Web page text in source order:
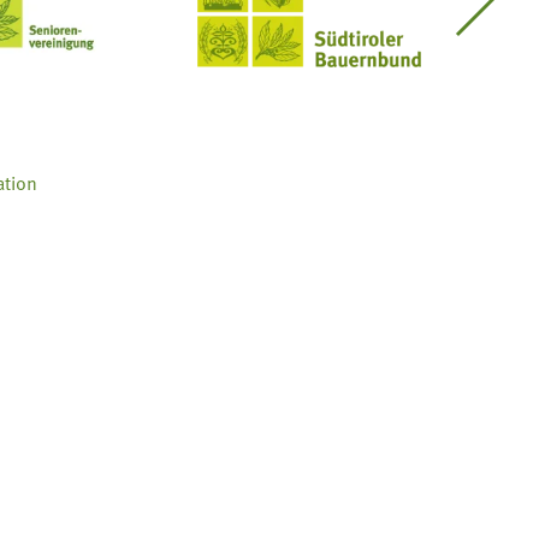
Seniorenvereinigung im SBB Südtiroler Bauernbund